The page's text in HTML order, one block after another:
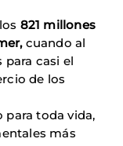
821 millones
cuando al
casi el
de los
para toda vida,
más